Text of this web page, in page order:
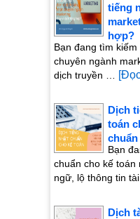
tiếng
hợp?
Bạn đang tìm
chuyên ngành
dịch truyền …
Dịch
toán
Bạn
chuẩn cho kế toán
ngữ, lộ thông tin
Dịch